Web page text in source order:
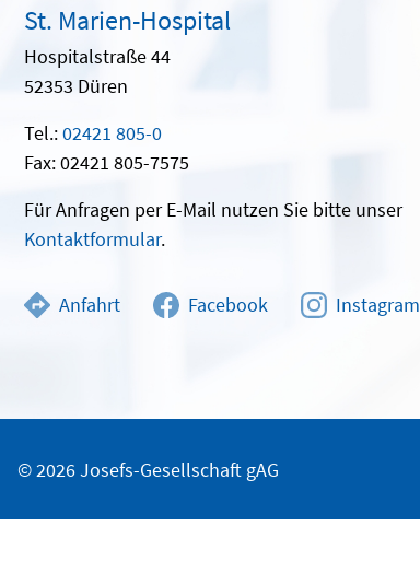
St. Marien-Hospital
Hospitalstraße 44
52353 Düren
Tel.:02421 805-0
Fax: 02421 805-7575
Für Anfragen per E-Mail nutzen Sie bitte unser
Kontaktformular.
Anfahrt Facebook Instagram
© 2026 Josefs-Gesellschaft gAG